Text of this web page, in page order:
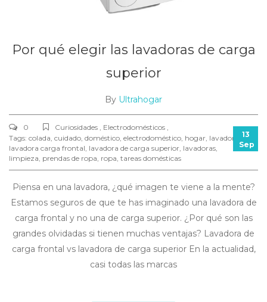
Por qué elegir las lavadoras de carga
superior
By Ultrahogar
0
Curiosidades , Electrodomésticos ,
Tags: colada, cuidado, doméstico, electrodoméstico, hogar, lavadora
lavadora carga frontal, lavadora de carga superior, lavadoras,
limpieza, prendas de ropa, ropa, tareas domésticas
13
Sep
Piensa en una lavadora, ¿qué imagen te viene a la mente?
Estamos seguros de que te has imaginado una lavadora de
carga frontal y no una de carga superior. ¿Por qué son las
grandes olvidadas si tienen muchas ventajas? Lavadora de
carga frontal vs lavadora de carga superior En la actualidad,
casi todas las marcas